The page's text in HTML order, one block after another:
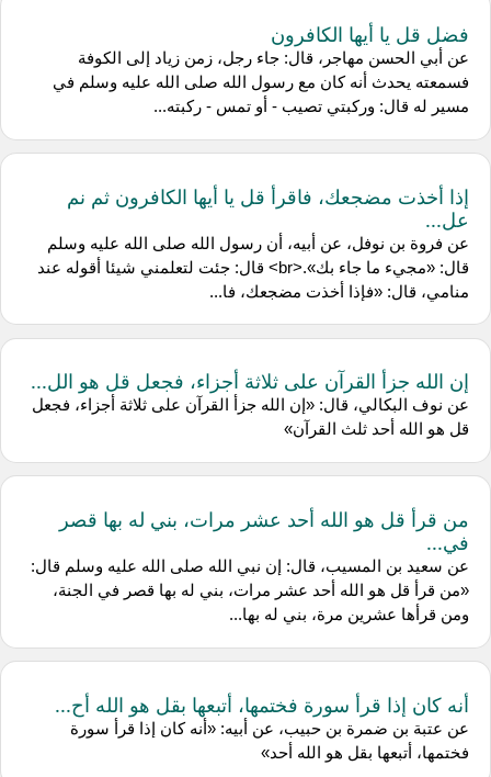
فضل قل يا أيها الكافرون
عن أبي الحسن مهاجر، قال: جاء رجل، زمن زياد إلى الكوفة
فسمعته يحدث أنه كان مع رسول الله صلى الله عليه وسلم في
مسير له قال: وركبتي تصيب - أو تمس - ركبته...
إذا أخذت مضجعك، فاقرأ قل يا أيها الكافرون ثم نم
عل...
عن فروة بن نوفل، عن أبيه، أن رسول الله صلى الله عليه وسلم
قال: «مجيء ما جاء بك».<br> قال: جئت لتعلمني شيئا أقوله عند
منامي، قال: «فإذا أخذت مضجعك، فا...
إن الله جزأ القرآن على ثلاثة أجزاء، فجعل قل هو الل...
عن نوف البكالي، قال: «إن الله جزأ القرآن على ثلاثة أجزاء، فجعل
قل هو الله أحد ثلث القرآن»
من قرأ قل هو الله أحد عشر مرات، بني له بها قصر
في...
عن سعيد بن المسيب، قال: إن نبي الله صلى الله عليه وسلم قال:
«من قرأ قل هو الله أحد عشر مرات، بني له بها قصر في الجنة،
ومن قرأها عشرين مرة، بني له بها...
أنه كان إذا قرأ سورة فختمها، أتبعها بقل هو الله أح...
عن عتبة بن ضمرة بن حبيب، عن أبيه: «أنه كان إذا قرأ سورة
فختمها، أتبعها بقل هو الله أحد»